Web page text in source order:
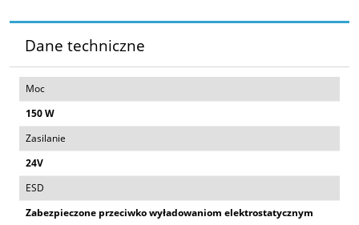
Dane techniczne
Moc
150 W
Zasilanie
24V
ESD
Zabezpieczone przeciwko wyładowaniom elektrostatycznym